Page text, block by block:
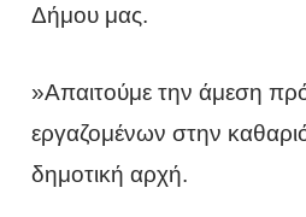
Δήμου μας.
»Απαιτούμε την άμεση
εργαζομένων στην
δημοτική αρχή.